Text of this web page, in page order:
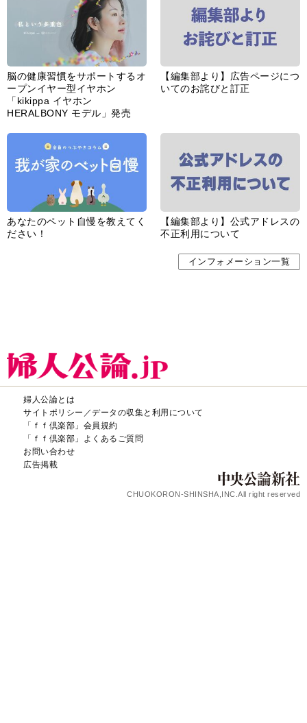
脳の健康習慣をサポートするオ
ープンイヤー型イヤホン
「kikippa イヤホン
HERALBONY モデル」発売
【編集部より】広告ページにつ
いてのお詫びと訂正
あなたのペット自慢を教えてく
ださい！
【編集部より】公式アドレスの
不正利用について
インフォメーション一覧
婦人公論とは
サイトポリシー／データの収集と利用について
「ｆｆ倶楽部」会員規約
「ｆｆ倶楽部」よくあるご質問
お問い合わせ
広告掲載
CHUOKORON-SHINSHA,INC.All right reserved